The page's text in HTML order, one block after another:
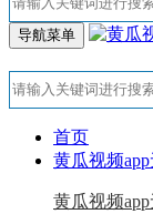
导航菜单
首页
黄瓜视频
黄瓜视频